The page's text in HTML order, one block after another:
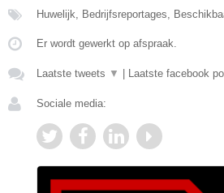
Huwelijk, Bedrijfsreportages,
Er wordt gewerkt op afspraak.
Laatste tweets ▼ Laatste facebook
Sociale media: